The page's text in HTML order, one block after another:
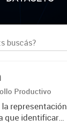
Productivo
representación
que identificará